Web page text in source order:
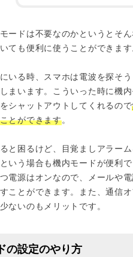
ードは不要なのかというとそ
ても便利に使うことができま
いる時、スマホは電波を探そ
まいます。こういった時に機
シャットアウトしてくれるので
とができます。
と困るけど、目覚ましアラー
いう場合も機内モードが便利で
電源はオンなので、メールや
ことができます。また、通信
ないのもメリットです。
の設定のやり方